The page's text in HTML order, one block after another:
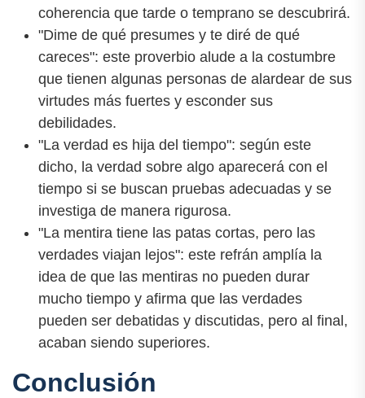
coherencia que tarde o temprano se descubrirá.
"Dime de qué presumes y te diré de qué
careces": este proverbio alude a la costumbre
que tienen algunas personas de alardear de sus
virtudes más fuertes y esconder sus
debilidades.
"La verdad es hija del tiempo": según este
dicho, la verdad sobre algo aparecerá con el
tiempo si se buscan pruebas adecuadas y se
investiga de manera rigurosa.
"La mentira tiene las patas cortas, pero las
verdades viajan lejos": este refrán amplía la
idea de que las mentiras no pueden durar
mucho tiempo y afirma que las verdades
pueden ser debatidas y discutidas, pero al final,
acaban siendo superiores.
Conclusión